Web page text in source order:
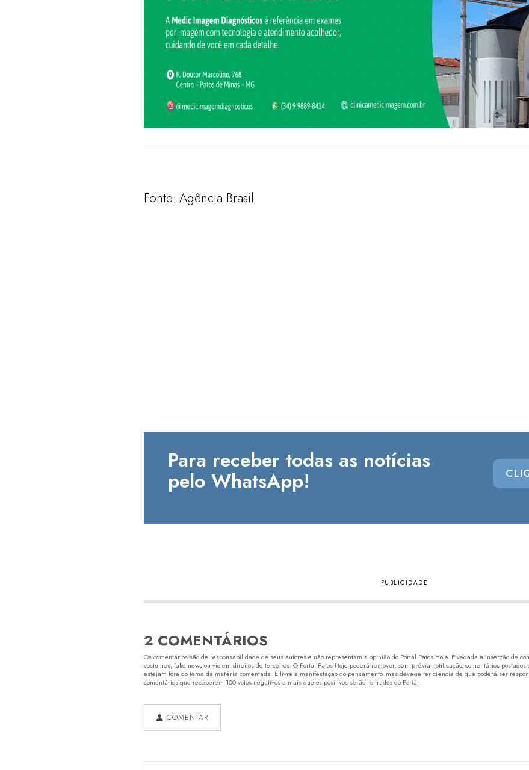
Fonte: Agência Brasil
Para receber todas as notícias
pelo WhatsApp!
2 COMENTÁRIOS
Os comentários são de responsabilidade de seus autores e não representam a opinião do Portal Patos Hoje. É vedada a inserção de
costumes, fake news ou violem direitos de terceiros. O Portal Patos Hoje poderá remover, sem prévia notificação, comentários
estejam fora do tema da matéria comentada. É livre a manifestação do pensamento, mas deve-se ter ciência de que poderá ser
comentários que receberem 100 votos negativos a mais que os positivos serão retirados do Portal.
COMENTAR